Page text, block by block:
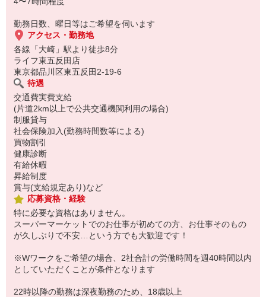
勤務日数、曜日等はご希望を伺います
アクセス・勤務地
各線「大崎」駅より徒歩8分
ライフ東五反田店
東京都品川区東五反田2-19-6
待遇
交通費実費支給
(片道2km以上で公共交通機関利用の場合)
制服貸与
社会保険加入(勤務時間数等による)
買物割引
健康診断
有給休暇
昇給制度
賞与(支給規定あり)など
応募資格・経験
特に必要な資格はありません。
スーパーマーケットでのお仕事が初めての方、お仕事そのもの
が久しぶりで不安…という方でも大歓迎です！
※Wワークをご希望の場合、2社合計の労働時間を週40時間以内
としていただくことが条件となります
22時以降の勤務は深夜勤務のため、18歳以上